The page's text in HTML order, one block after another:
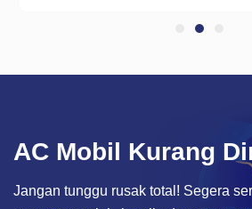
AC Mobil Kurang
Jangan tunggu rusak total! Segera